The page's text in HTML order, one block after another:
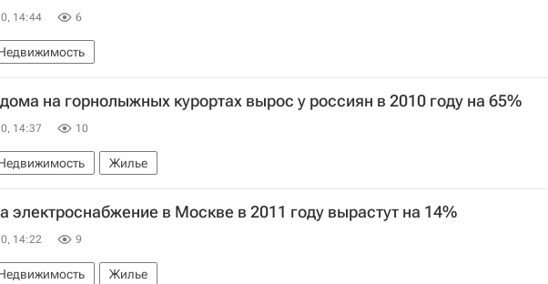
14:44 6
на горнолыжных курортах вырос у россиян в 2010 году на 65%
14:37 10
Жилье
электроснабжение в Москве в 2011 году вырастут на 14%
14:22 9
Жилье